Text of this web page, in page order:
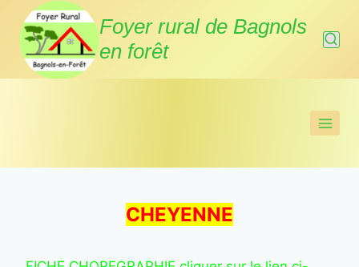
contenu
Foyer rural de Bagnols
en forêt
CHEYENNE